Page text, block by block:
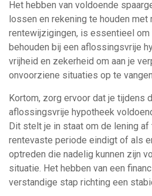
Het hebben van voldoende
lossen en rekening te houden met
rentewijzigingen, is essentieel
behouden bij een aflossingsvrije
vrijheid en zekerheid om aan je
onvoorziene situaties op te
Kortom, zorg ervoor dat je tijdens
aflossingsvrije hypotheek
Dit stelt je in staat om de lening
rentevaste periode eindigt of als
optreden die nadelig kunnen zijn
situatie. Het hebben van een
verstandige stap richting een